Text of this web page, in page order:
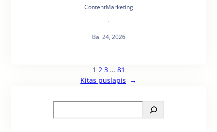
ContentMarketing
·
Bal 24, 2026
1 2 3 … 81
Kitas puslapis →
e